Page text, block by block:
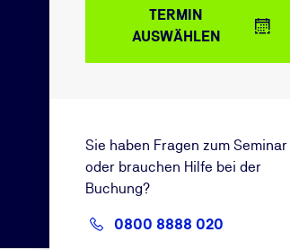
TERMIN
AUSWÄHLEN
Sie haben Fragen zum Seminar
oder brauchen Hilfe bei der
Buchung?
0800 8888 020